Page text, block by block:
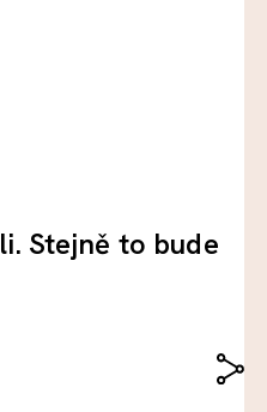
Stejně to bude